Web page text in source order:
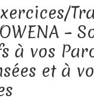
–
à vos
et à